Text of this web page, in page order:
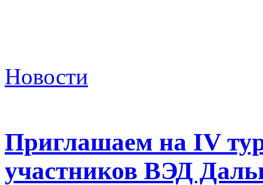
Новости
Приглашаем на IV
участников ВЭД